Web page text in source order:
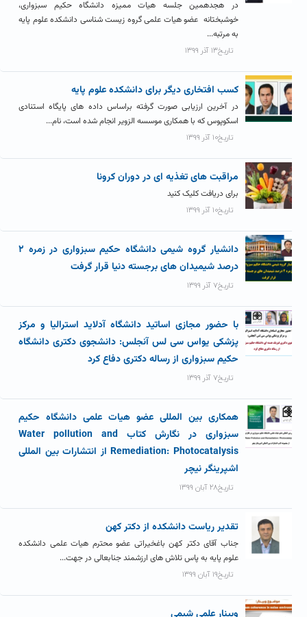
در هجدهمین جلسه هیات ممیزه دانشگاه حکیم سبزواری،
خوشبختانه عضو هیات علمی گروه زیست شناسی دانشکده علوم پایه
به مرتبه...
تاریخ۱۳ آذر ۱۳۹۹
کسب افتخاری دیگر برای دانشکده علوم پایه
در آخرین ارزیابی صورت گرفته براساس داده‌ های پایگاه استنادی
اسکوپوس که با همکاری موسسه الزویر انجام شده است، نام...
تاریخ۱۰ آذر ۱۳۹۹
مراقبت های تغذیه ای در دوران کرونا
برای دریافت کلیک کنید
تاریخ۱۰ آذر ۱۳۹۹
دانشیار گروه شیمی دانشگاه حکیم سبزواری در زمره ۲
درصد شیمیدان های برجسته دنیا قرار گرفت
تاریخ۷ آذر ۱۳۹۹
با حضور مجازی اساتید دانشگاه آدلاید استرالیا و مرکز
پزشکی یواس سی لس آنجلس: دانشجوی دکتری دانشگاه
حکیم سبزواری از رساله دکتری دفاع کرد
تاریخ۷ آذر ۱۳۹۹
همکاری بین المللی عضو هیات علمی دانشگاه حکیم
سبزواری در نگارش کتاب Water pollution and
Remediation: Photocatalysis از انتشارات بین المللی
اشپرینگر نیچر
تاریخ۲۸ آبان ۱۳۹۹
تقدیر ریاست دانشکده از دکتر کهن
جناب آقای دکتر کهن باغخیراتی عضو محترم هیات علمی دانشکده
علوم پایه به پاس تلاش های ارزشمند جنابعالی در جهت...
تاریخ۱۹ آبان ۱۳۹۹